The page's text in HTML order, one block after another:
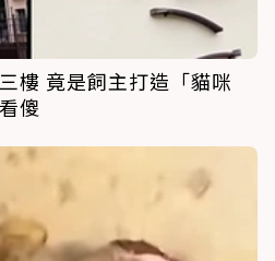
樓 竟是飼主打造「貓咪
傻